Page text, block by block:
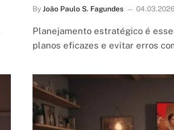
By João Paulo S. Fagundes 04.03.2026
Planejamento estratégico é
planos eficazes e evitar erros